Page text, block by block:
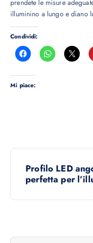
prendete le misure
illuminino a lungo e diano
Condividi:
Mi piace:
N
v
i
Profilo LED
perfetta per